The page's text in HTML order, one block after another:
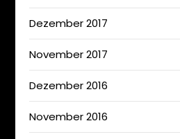
Dezember 2017
November 2017
Dezember 2016
November 2016